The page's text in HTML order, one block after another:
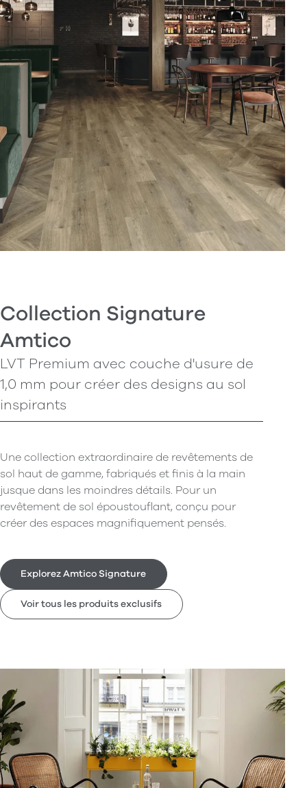
Collection Signature
Amtico
LVT Premium avec couche d'usure de
1,0 mm pour créer des designs au sol
inspirants
Une collection extraordinaire de revêtements de
sol haut de gamme, fabriqués et finis à la main
jusque dans les moindres détails. Pour un
revêtement de sol époustouflant, conçu pour
créer des espaces magnifiquement pensés.
Explorez Amtico Signature
Voir tous les produits exclusifs